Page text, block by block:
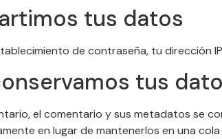
tus datos
de contraseña, tu dirección
tus
el comentario y sus metadatos se
en lugar de mantenerlos en una